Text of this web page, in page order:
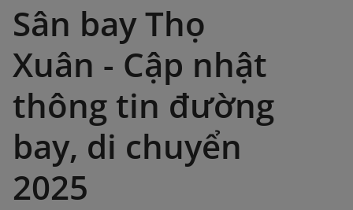
Sân bay Thọ
Xuân - Cập nhật
thông tin đường
bay, di chuyển
2025